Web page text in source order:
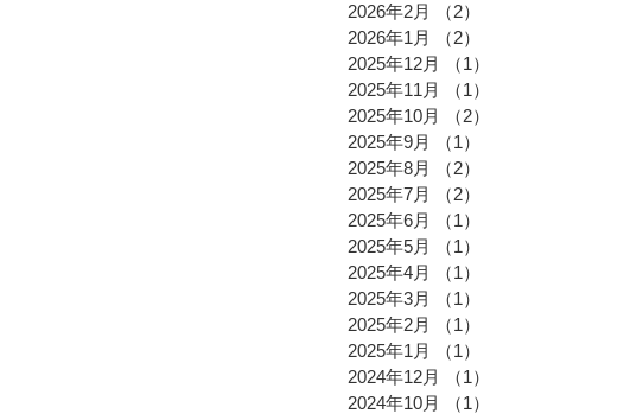
2026年2月
（2）
2026年1月
（2）
2025年12月
（1）
2025年11月
（1）
2025年10月
（2）
2025年9月
（1）
2025年8月
（2）
2025年7月
（2）
2025年6月
（1）
2025年5月
（1）
2025年4月
（1）
2025年3月
（1）
2025年2月
（1）
2025年1月
（1）
2024年12月
（1）
2024年10月
（1）